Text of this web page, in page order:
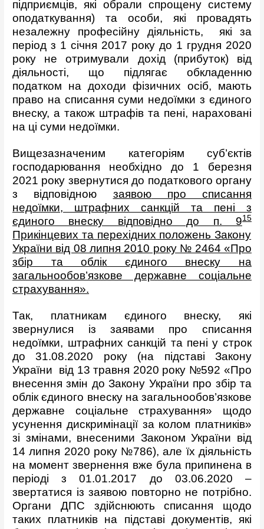
підприємців, які обрали спрощену систему
оподаткування) та особи, які провадять
незалежну професійну діяльність, які за
період з 1 січня 2017 року до 1 грудня 2020
року не отримували дохід (прибуток) від
діяльності, що підлягає обкладенню
податком на доходи фізичних осіб, мають
право на списання суми недоїмки з єдиного
внеску, а також штрафів та пені, нараховані
на ці суми недоїмки.
Вищезазначеним категоріям суб’єктів
господарювання необхідно до 1 березня
2021 року звернутися до податкового органу
з відповідною заявоюпро списання
недоїмки, штрафних санкцій та пені з
єдиного внеску відповідно до п. 915
Прикінцевих та перехідних положень Закону
України від 08 липня 2010 року № 2464 «Про
збір та облік єдиного внеску на
загальнообов’язкове державне соціальне
страхування».
Так, платникам єдиного внеску, які
звернулися із заявами про списання
недоїмки, штрафних санкцій та пені у строк
до 31.08.2020 року (на підставі Закону
України від 13 травня 2020 року №592 «Про
внесення змін до Закону України про збір та
облік єдиного внеску на загальнообов’язкове
державне соціальне страхування» щодо
усунення дискримінації за колом платників»
зі змінами, внесеними Законом України від
14 липня 2020 року №786), але їх діяльність
на момент звернення вже була припинена в
періоді з 01.01.2017 до 03.06.2020 –
звертатися із заявою повторно не потрібно.
Органи ДПС здійснюють списання щодо
таких платників на підставі документів, які